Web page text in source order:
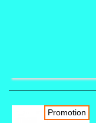
Promotion